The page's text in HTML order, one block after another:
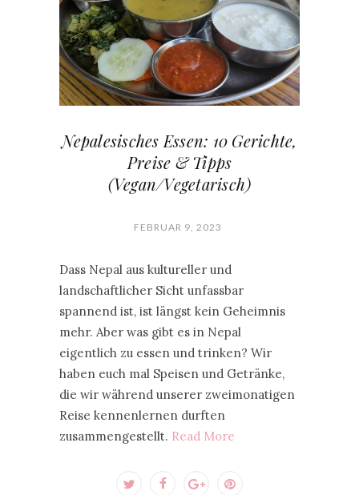
Nepalesisches Essen: 10 Gerichte,
Preise & Tipps
(Vegan/Vegetarisch)
FEBRUAR 9, 2023
Dass Nepal aus kultureller und
landschaftlicher Sicht unfassbar
spannend ist, ist längst kein Geheimnis
mehr. Aber was gibt es in Nepal
eigentlich zu essen und trinken? Wir
haben euch mal Speisen und Getränke,
die wir während unserer zweimonatigen
Reise kennenlernen durften
zusammengestellt. Read More